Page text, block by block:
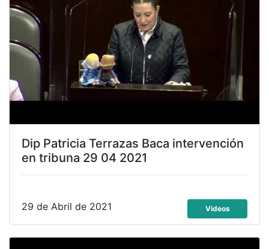
Dip Patricia Terrazas Baca intervención
en tribuna 29 04 2021
29 de Abril de 2021 Videos